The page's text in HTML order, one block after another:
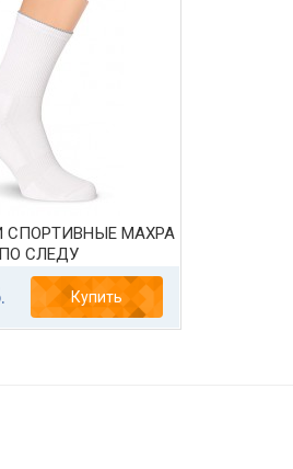
СПОРТИВНЫЕ МАХРА
ПО СЛЕДУ
Купить